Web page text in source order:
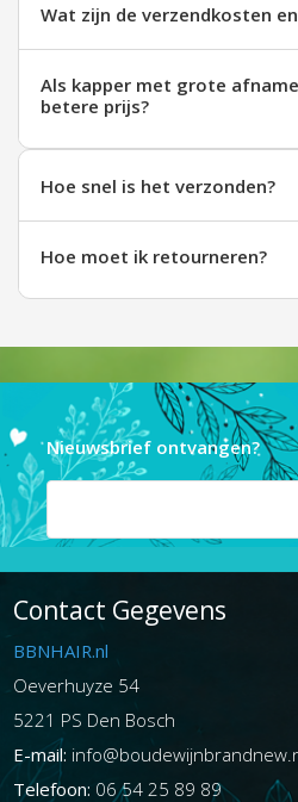
Wat zijn de verzendkosten
Als kapper met grote
betere prijs?
Hoe snel is het verzonden?
Hoe moet ik retourneren?
Nieuwsbrief ontvangen?
Contact Gegevens
BBNHAIR.nl
Oeverhuyze 54
5221 PS Den Bosch
E-mail:
Telefoon: 06 54 25 89 89